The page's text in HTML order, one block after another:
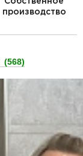
производство
(568)